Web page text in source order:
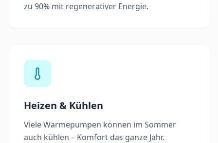
zu 90% mit regenerativer Energie.
Heizen & Kühlen
Viele Wärmepumpen können im Sommer
auch kühlen – Komfort das ganze Jahr.